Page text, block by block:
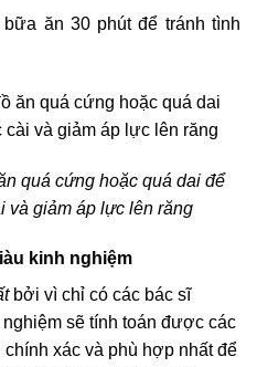
ăn 30 phút để tránh tình
quá cứng hoặc quá dai để
và giảm áp lực lên răng
kinh nghiệm
bởi vì chỉ có các bác sĩ
sẽ tính toán được các
chính xác và phù hợp nhất để